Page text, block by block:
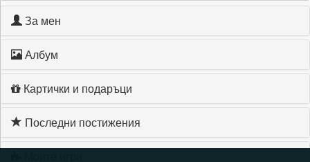
За мен
Албум
Картички и подаръци
Последни постижения